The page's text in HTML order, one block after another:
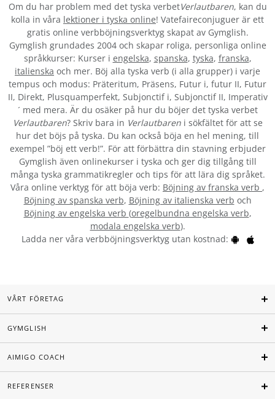
Om du har problem med det tyska verbetVerlautbaren, kan du
kolla in våra lektioner i tyska online! Vatefaireconjuguer är ett
gratis online verbböjningsverktyg skapat av Gymglish.
Gymglish grundades 2004 och skapar roliga, personliga online
språkkurser: Kurser i engelska, spanska, tyska, franska,
italienska och mer. Böj alla tyska verb (i alla grupper) i varje
tempus och modus: Präteritum, Präsens, Futur i, futur II, Futur
II, Direkt, Plusquamperfekt, Subjonctif i, Subjonctif II, Imperativ
´ med mera. Är du osäker på hur du böjer det tyska verbet
Verlautbaren? Skriv bara in Verlautbareni sökfältet för att se
hur det böjs på tyska. Du kan också böja en hel mening, till
exempel ”böj ett verb!”. För att förbättra din stavning erbjuder
Gymglish även onlinekurser i tyska och ger dig tillgång till
många tyska grammatikregler och tips för att lära dig språket.
Våra online verktyg för att böja verb: Böjning av franska verb ,
Böjning av spanska verb, Böjning av italienska verb och
Böjning av engelska verb (oregelbundna engelska verb,
modala engelska verb).
Ladda ner våra verbböjningsverktyg utan kostnad:
VÅRT FÖRETAG
GYMGLISH
AIMIGO COACH
REFERENSER